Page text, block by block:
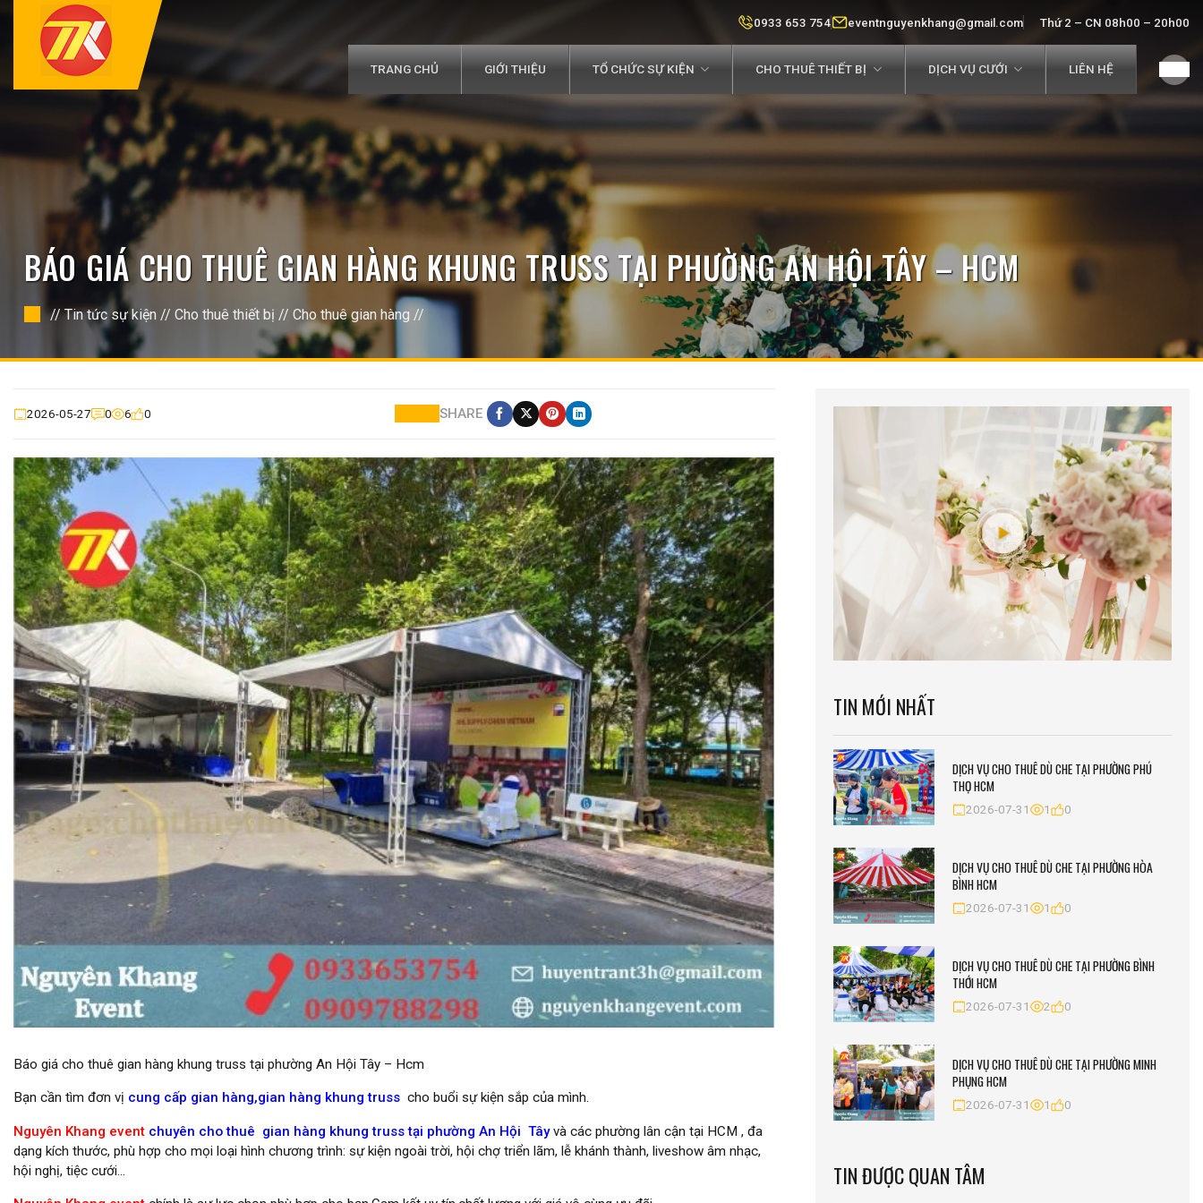
0933 653 754 eventnguyenkhang@gmail.com Thứ 2 – CN 08h00 – 20h00
TRANG CHỦ GIỚI THIỆU TỔ CHỨC SỰ KIỆN CHO THUÊ THIẾT BỊ DỊCH VỤ CƯỚI LIÊN HỆ
BÁO GIÁ CHO THUÊ GIAN HÀNG KHUNG TRUSS TẠI PHƯỜNG AN HỘI TÂY – HCM
//Tin tức sự kiện // Cho thuê thiết bị // Cho thuê gian hàng //
2026-05-27 0 6 0 SHARE
Báo giá cho thuê gian hàng khung truss tại phường An Hội Tây – Hcm
Bạn cần tìm đơn vị cung cấp gian hàng,gian hàng khung truss cho buổi sự kiện sắp của mình.
Nguyên Khang event chuyên cho thuê gian hàng khung truss tại phường An Hội Tây và các phường lân cận tại HCM , đa
dạng kích thước, phù hợp cho mọi loại hình chương trình: sự kiện ngoài trời, hội chợ triển lãm, lễ khánh thành, liveshow âm nhạc,
hội nghị, tiệc cưới…
TIN MỚI NHẤT
DỊCH VỤ CHO THUÊ DÙ CHE TẠI PHƯỜNG PHÚ
THỌ HCM
2026-07-31 1 0
DỊCH VỤ CHO THUÊ DÙ CHE TẠI PHƯỜNG HÒA
BÌNH HCM
2026-07-31 1 0
DỊCH VỤ CHO THUÊ DÙ CHE TẠI PHƯỜNG BÌNH
THỚI HCM
2026-07-31 2 0
DỊCH VỤ CHO THUÊ DÙ CHE TẠI PHƯỜNG MINH
PHỤNG HCM
2026-07-31 1 0
TIN ĐƯỢC QUAN TÂM